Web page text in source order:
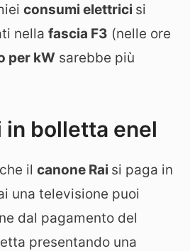
consumi elettrici si
nella fascia F3 (nelle ore
per kW sarebbe più
in bolletta enel
il canone Rai si paga in
una televisione puoi
dal pagamento del
presentando una